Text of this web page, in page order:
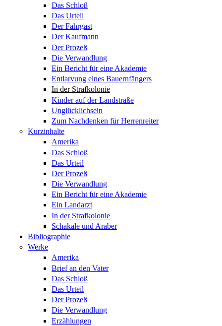
Das Schloß
Das Urteil
Der Fahrgast
Der Kaufmann
Der Prozeß
Die Verwandlung
Ein Bericht für eine Akademie
Entlarvung eines Bauernfängers
In der Strafkolonie
Kinder auf der Landstraße
Unglücklichsein
Zum Nachdenken für Herrenreiter
Kurzinhalte
Amerika
Das Schloß
Das Urteil
Der Prozeß
Die Verwandlung
Ein Bericht für eine Akademie
Ein Landarzt
In der Strafkolonie
Schakale und Araber
Bibliographie
Werke
Amerika
Brief an den Vater
Das Schloß
Das Urteil
Der Prozeß
Die Verwandlung
Erzählungen